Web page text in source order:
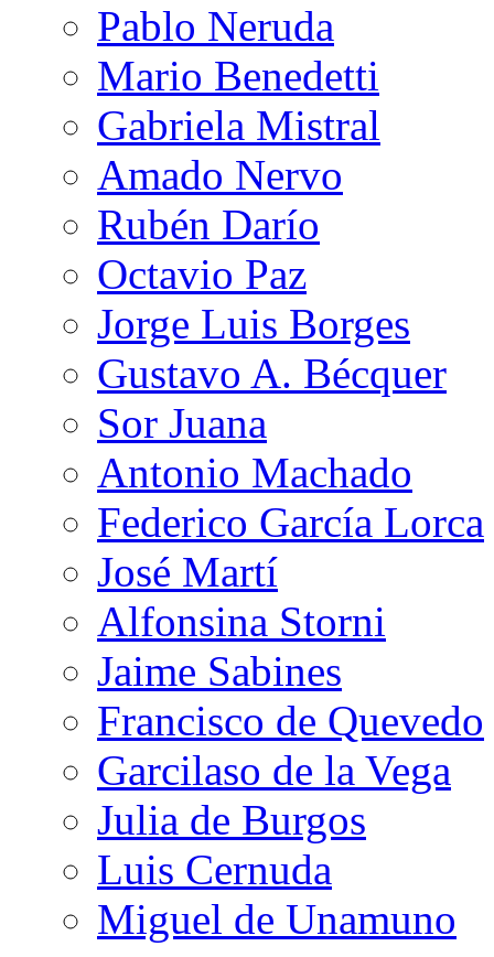
Pablo Neruda
Mario Benedetti
Gabriela Mistral
Amado Nervo
Rubén Darío
Octavio Paz
Jorge Luis Borges
Gustavo A. Bécquer
Sor Juana
Antonio Machado
Federico García Lorca
José Martí
Alfonsina Storni
Jaime Sabines
Francisco de Quevedo
Garcilaso de la Vega
Julia de Burgos
Luis Cernuda
Miguel de Unamuno